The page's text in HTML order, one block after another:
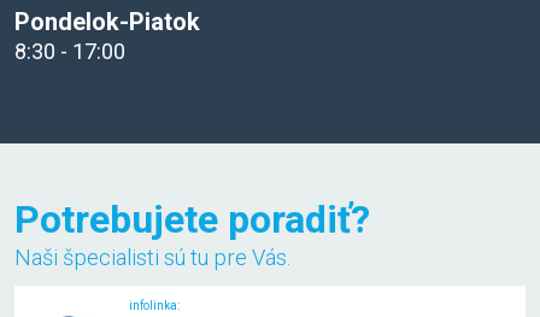
Pondelok-Piatok
8:30 - 17:00
Potrebujete poradiť?
Naši špecialisti sú tu pre Vás.
infolinka: